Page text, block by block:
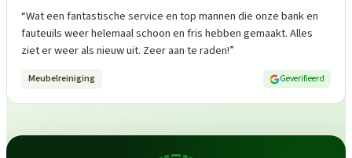
“Wat een fantastische service en top mannen die onze bank en
fauteuils weer helemaal schoon en fris hebben gemaakt. Alles
ziet er weer als nieuw uit. Zeer aan te raden!”
Meubelreiniging Geverifieerd